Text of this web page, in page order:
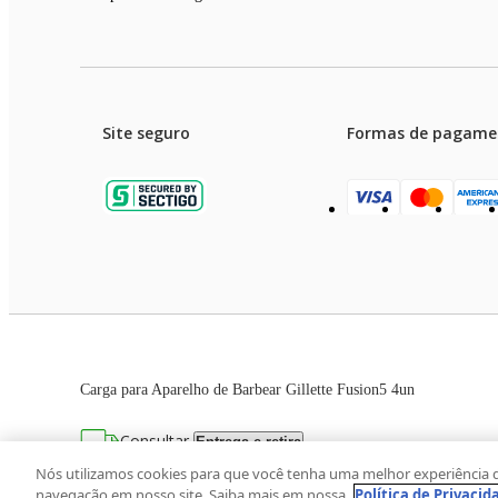
Carga para Aparelho de Barbear Gillette Fusion5 4un
Consultar Entrega e retira
Site seguro Formas de
Preços e condições de
As imagens dos produtos são meramente ilustrativas.
Avenida Zaki Narchi, nº 1650, sobreloja,
Nós utilizamos cookies para que você tenha uma melhor experiência